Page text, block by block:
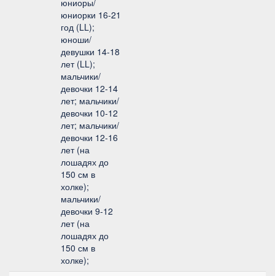
юниоры/
юниорки 16-21
год (LL);
юноши/
девушки 14-18
лет (LL);
мальчики/
девочки 12-14
лет; мальчики/
девочки 10-12
лет; мальчики/
девочки 12-16
лет (на
лошадях до
150 см в
холке);
мальчики/
девочки 9-12
лет (на
лошадях до
150 см в
холке);